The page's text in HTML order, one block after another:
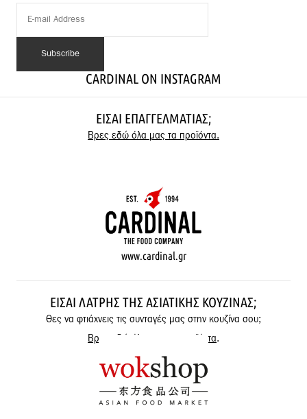
CARDINAL ON INSTAGRAM
ΕΊΣΑΙ ΕΠΑΓΓΕΛΜΑΤΊΑΣ;
Βρες εδώ όλα μας τα προϊόντα.
www.cardinal.gr
ΕΊΣΑΙ ΛΆΤΡΗΣ ΤΗΣ ΑΣΙΑΤΙΚΉΣ ΚΟΥΖΊΝΑΣ;
Θες να φτιάχνεις τις συνταγές μας στην κουζίνα σου;
Βρες εδώ όλα μας τα προϊόντα.